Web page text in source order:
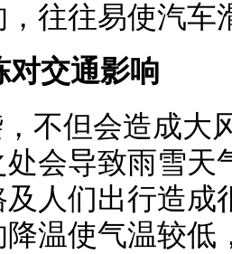
往往易使汽车
对交通影响
不但会造成大
处会导致雨雪天
人们出行造成
温使气温较低